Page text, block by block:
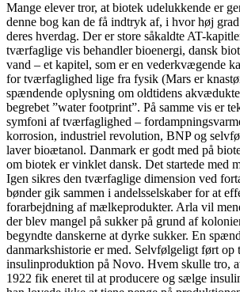
Mange elever tror, at biotek udelukkende er
denne bog kan de få indtryk af, i hvor høj
deres hverdag. Der er store såkaldte AT-
tværfaglige vis behandler bioenergi, dansk
vand – et kapitel, som er en vederkvægende
for tværfaglighed lige fra fysik (Mars er
spændende oplysning om oldtidens
begrebet ”water footprint”. På samme vis er
symfoni af tværfaglighed –
korrosion, industriel revolution, BNP og
laver bioætanol. Danmark er godt med på
om biotek er vinklet dansk. Det startede med
Igen sikres den tværfaglige dimension ved
bønder gik sammen i andelsselskaber for at
forarbejdning af mælkeprodukter. Arla vil
der blev mangel på sukker på grund af
begyndte danskerne at dyrke sukker. En
danmarkshistorie er med. Selvfølgeligt ført op
insulinproduktion på Novo. Hvem skulle tro,
1922 fik eneret til at producere og sælge